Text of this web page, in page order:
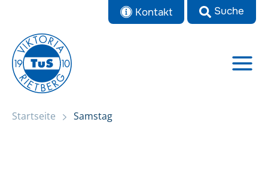
springen
Kontakt
Startseite Samstag